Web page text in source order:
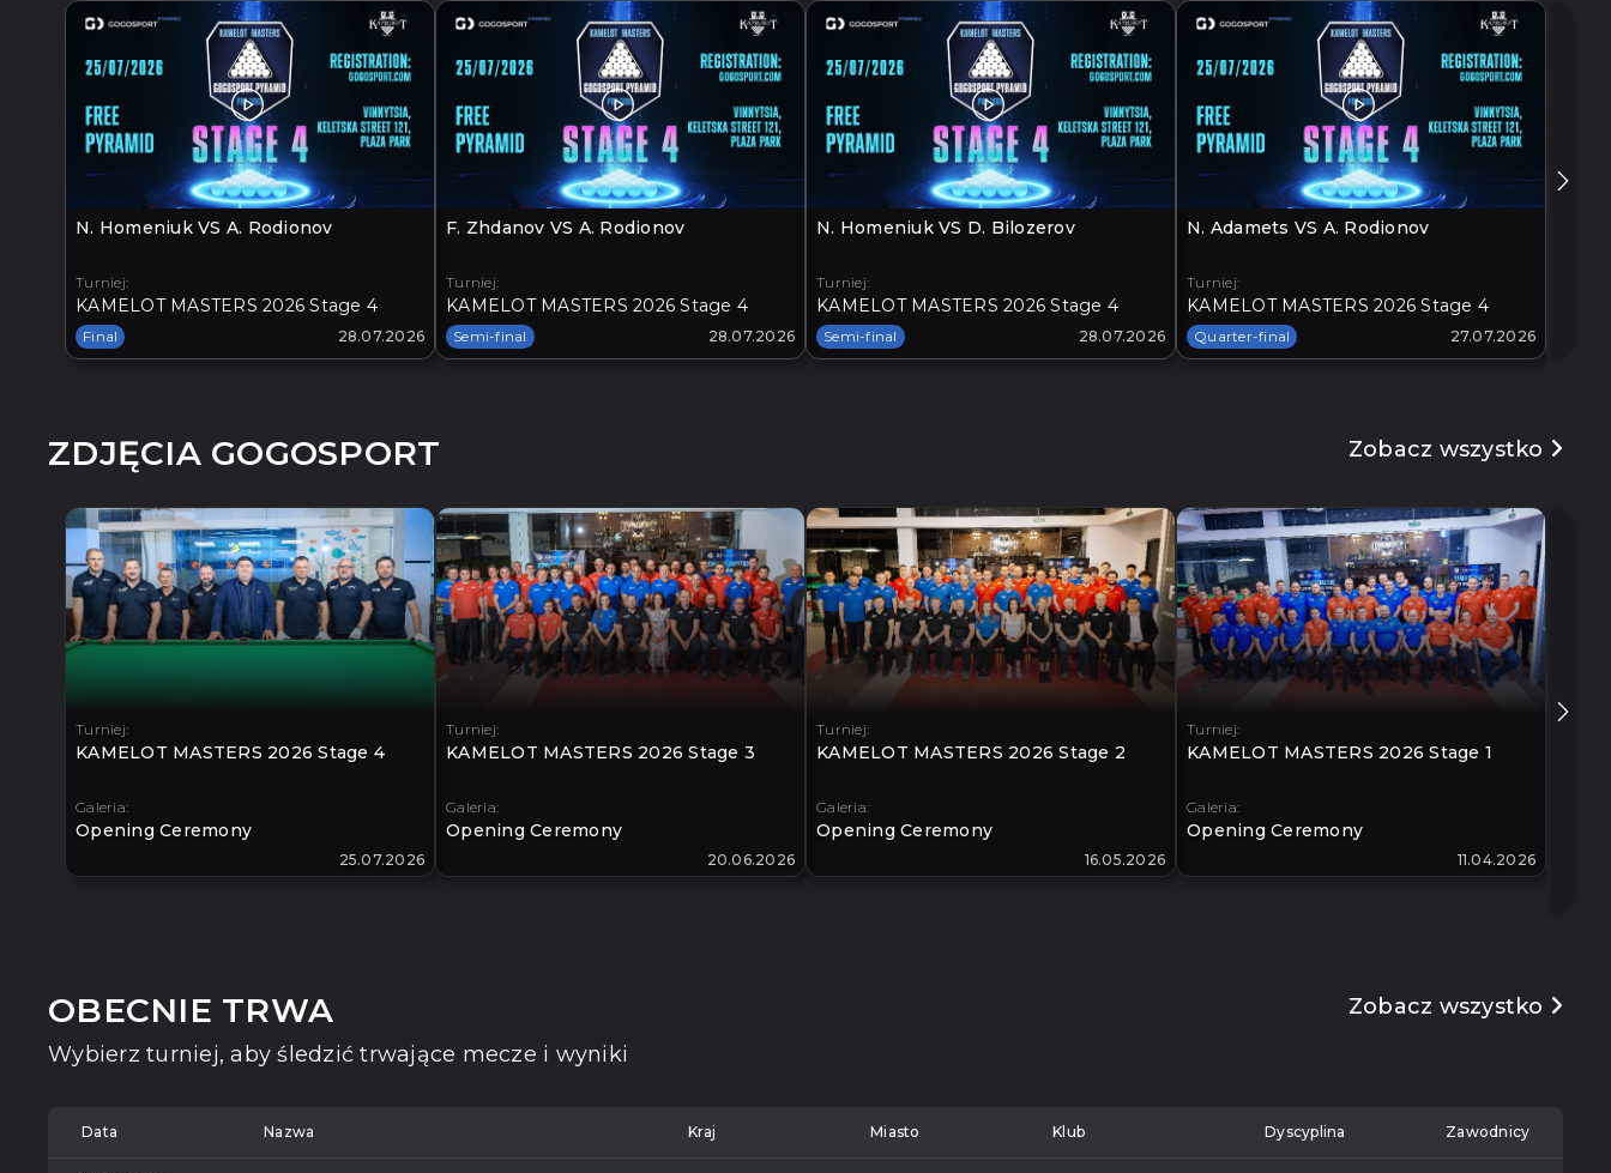
N. Homeniuk VS A. Rodionov
Turniej:
KAMELOT MASTERS 2026 Stage 4
Final 28.07.2026
F. Zhdanov VS A. Rodionov
Turniej:
KAMELOT MASTERS 2026 Stage 4
Semi-final 28.07.2026
N. Homeniuk VS D. Bilozerov
Turniej:
KAMELOT MASTERS 2026 Stage 4
Semi-final 28.07.2026
N. Adamets VS A. Rodionov
Turniej:
KAMELOT MASTERS 2026 Stage 4
Quarter-final 27.07.2026
ZDJĘCIA GOGOSPORT Zobacz wszystko
Turniej:
KAMELOT MASTERS 2026 Stage 4
Galeria:
Opening Ceremony
25.07.2026
Turniej:
KAMELOT MASTERS 2026 Stage 3
Galeria:
Opening Ceremony
20.06.2026
Turniej:
KAMELOT MASTERS 2026 Stage 2
Galeria:
Opening Ceremony
16.05.2026
Turniej:
KAMELOT MASTERS 2026 Stage 1
Galeria:
Opening Ceremony
11.04.2026
OBECNIE TRWA
Zobacz wszystko
Wybierz turniej, aby śledzić trwające mecze i wyniki
Data Nazwa Kraj Miasto Klub Dyscyplina Zawodnicy